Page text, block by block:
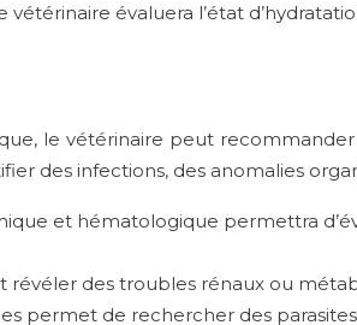
vétérinaire évaluera l’état
le vétérinaire peut
des infections, des anomalies
et hématologique permettra
révéler des troubles rénaux ou
permet de rechercher des